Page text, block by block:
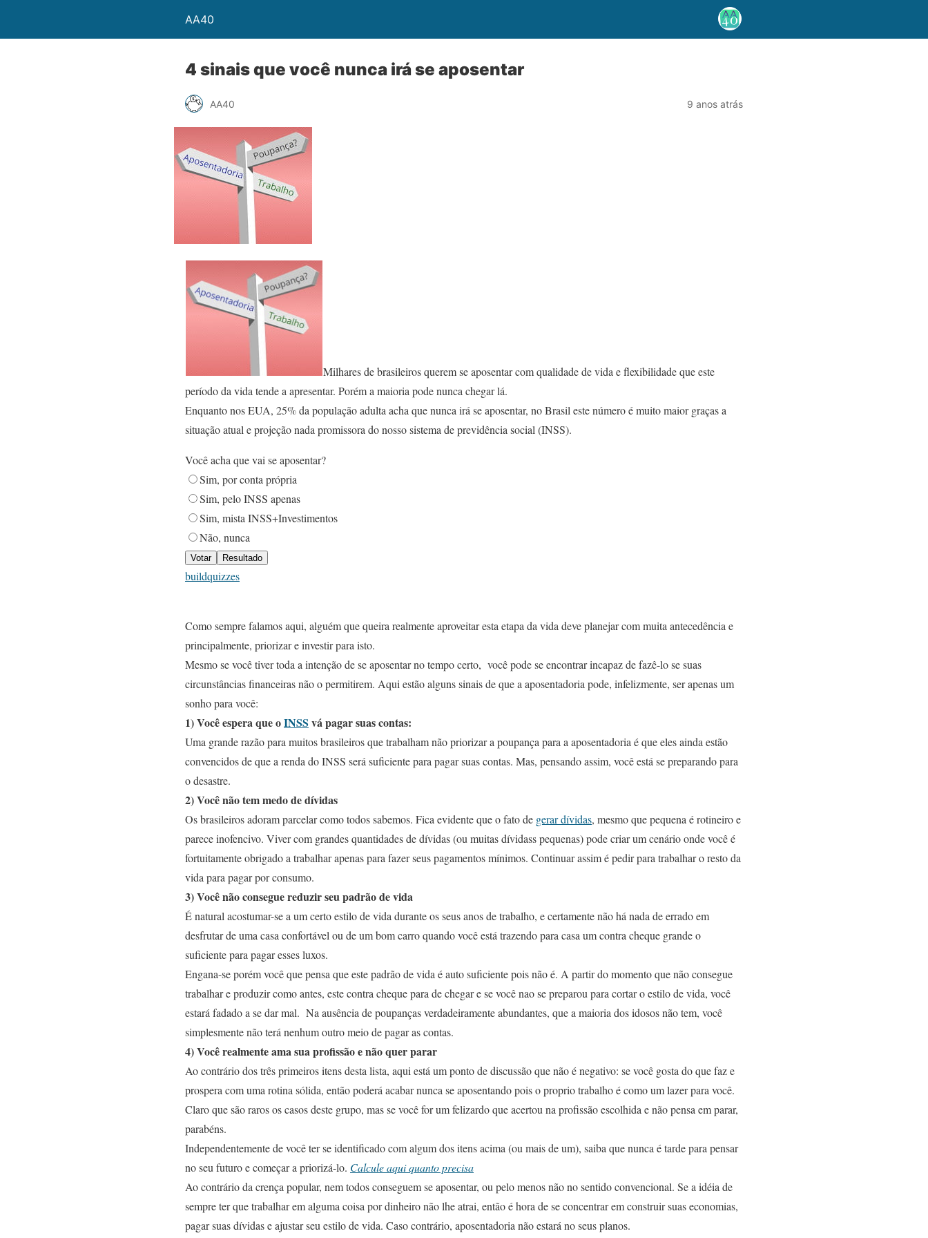
AA40
4 sinais que você nunca irá se aposentar
AA40 9 anos atrás
Milhares de brasileiros querem se aposentar com qualidade de vida e flexibilidade que este
período da vida tende a apresentar. Porém a maioria pode nunca chegar lá.
Enquanto nos EUA, 25% da população adulta acha que nunca irá se aposentar, no Brasil este número é muito maior graças a
situação atual e projeção nada promissora do nosso sistema de previdência social (INSS).
Você acha que vai se aposentar?
Sim, por conta própria
Sim, pelo INSS apenas
Sim, mista INSS+Investimentos
Não, nunca
buildquizzes
Como sempre falamos aqui, alguém que queira realmente aproveitar esta etapa da vida deve planejar com muita antecedência e
principalmente, priorizar e investir para isto.
Mesmo se você tiver toda a intenção de se aposentar no tempo certo, você pode se encontrar incapaz de fazê-lo se suas
circunstâncias financeiras não o permitirem. Aqui estão alguns sinais de que a aposentadoria pode, infelizmente, ser apenas um
sonho para você:
1) Você espera que oINSS vá pagar suas contas:
Uma grande razão para muitos brasileiros que trabalham não priorizar a poupança para a aposentadoria é que eles ainda estão
convencidos de que a renda do INSS será suficiente para pagar suas contas. Mas, pensando assim, você está se preparando para
o desastre.
2) Você não tem medo de dívidas
Os brasileiros adoram parcelar como todos sabemos. Fica evidente que o fato de gerar dívidas, mesmo que pequena é rotineiro e
parece inofencivo. Viver com grandes quantidades de dívidas (ou muitas dívidass pequenas) pode criar um cenário onde você é
fortuitamente obrigado a trabalhar apenas para fazer seus pagamentos mínimos. Continuar assim é pedir para trabalhar o resto da
vida para pagar por consumo.
3) Você não consegue reduzir seu padrão de vida
É natural acostumar-se a um certo estilo de vida durante os seus anos de trabalho, e certamente não há nada de errado em
desfrutar de uma casa confortável ou de um bom carro quando você está trazendo para casa um contra cheque grande o
suficiente para pagar esses luxos.
Engana-se porém você que pensa que este padrão de vida é auto suficiente pois não é. A partir do momento que não consegue
trabalhar e produzir como antes, este contra cheque para de chegar e se você nao se preparou para cortar o estilo de vida, você
estará fadado a se dar mal. Na ausência de poupanças verdadeiramente abundantes, que a maioria dos idosos não tem, você
simplesmente não terá nenhum outro meio de pagar as contas.
4) Você realmente ama sua profissão e não quer parar
Ao contrário dos três primeiros itens desta lista, aqui está um ponto de discussão que não é negativo: se você gosta do que faz e
prospera com uma rotina sólida, então poderá acabar nunca se aposentando pois o proprio trabalho é como um lazer para você.
Claro que são raros os casos deste grupo, mas se você for um felizardo que acertou na profissão escolhida e não pensa em parar,
parabéns.
Independentemente de você ter se identificado com algum dos itens acima (ou mais de um), saiba que nunca é tarde para pensar
no seu futuro e começar a priorizá-lo. Calcule aqui quanto precisa
Ao contrário da crença popular, nem todos conseguem se aposentar, ou pelo menos não no sentido convencional. Se a idéia de
sempre ter que trabalhar em alguma coisa por dinheiro não lhe atrai, então é hora de se concentrar em construir suas economias,
pagar suas dívidas e ajustar seu estilo de vida. Caso contrário, aposentadoria não estará no seus planos.